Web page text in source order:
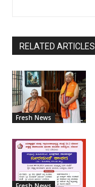
RELATED ARTICLES
Fresh News